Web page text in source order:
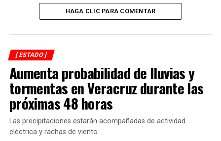
RELATED TOPICS:
DESPUÉS
ANTES
Extienden descuentos de canje de placas hasta
diciembre
HAGA CLIC PARA COMENTAR
[ ESTADO ]
Aumenta probabilidad de lluvias y
tormentas en Veracruz durante las
próximas 48 horas
Las precipitaciones estarán acompañadas de actividad
eléctrica y rachas de viento